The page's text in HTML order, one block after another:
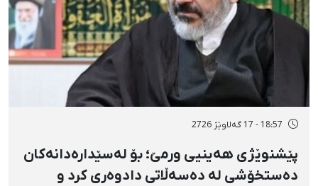
18:57 - 17 گەلاوێژ 2726
پێشنوێژی هەینیی ورمێ؛ بۆ لەسێدارەدانەکان
دەستخۆشی لە دەسەڵاتی دادوەری کرد و